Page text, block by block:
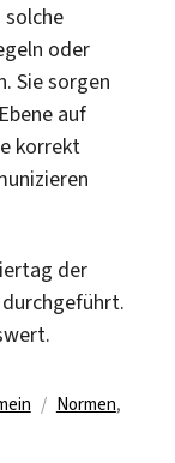
solche
oder
Sie sorgen
auf
korrekt
der
durchgeführt.
Schlagwörter
Normen,